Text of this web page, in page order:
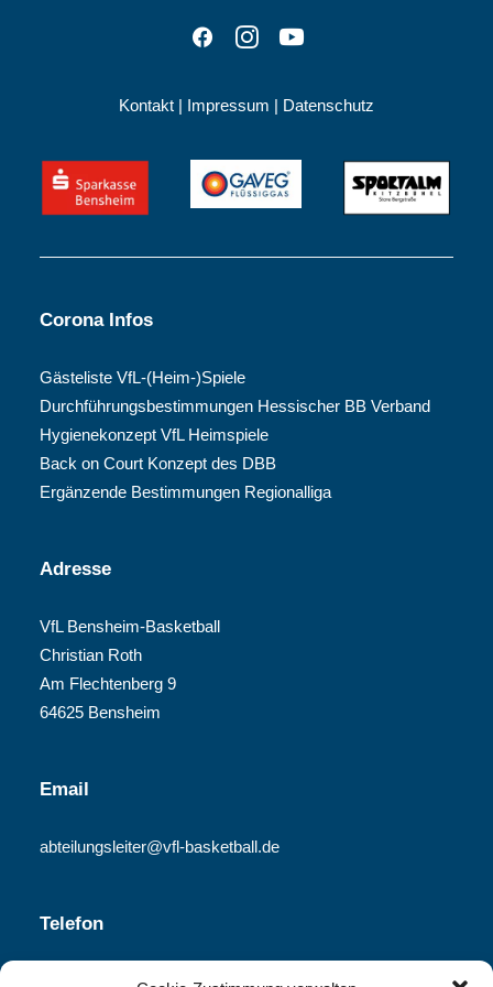
Kontakt | Impressum | Datenschutz
Corona Infos
Gästeliste VfL-(Heim-)Spiele
Durchführungsbestimmungen Hessischer BB Verband
Hygienekonzept VfL Heimspiele
Back on Court Konzept des DBB
Ergänzende Bestimmungen Regionalliga
Adresse
VfL Bensheim-Basketball
Christian Roth
Am Flechtenberg 9
64625 Bensheim
Email
abteilungsleiter@vfl-basketball.de
Telefon
06251-840 340